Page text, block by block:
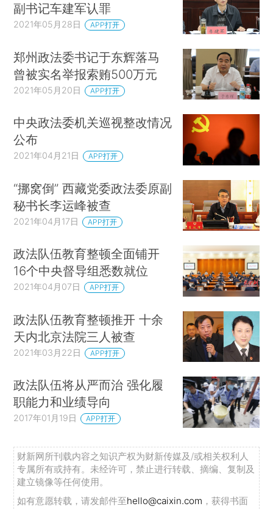
副书记车建军认罪
2021年05月28日 APP打开
郑州政法委书记于东辉落马
曾被实名举报索贿500万元
2021年05月20日 APP打开
中央政法委机关巡视整改情况
公布
2021年04月21日 APP打开
“挪窝倒” 西藏党委政法委原副
秘书长李运峰被查
2021年04月17日 APP打开
政法队伍教育整顿全面铺开
16个中央督导组悉数就位
2021年04月07日 APP打开
政法队伍教育整顿推开 十余
天内北京法院三人被查
2021年03月22日 APP打开
政法队伍将从严而治 强化履
职能力和业绩导向
2017年01月19日 APP打开
财新网所刊载内容之知识产权为财新传媒及/或相关权利人
专属所有或持有。未经许可，禁止进行转载、摘编、复制及
建立镜像等任何使用。
如有意愿转载，请发邮件至hello@caixin.com ，获得书面